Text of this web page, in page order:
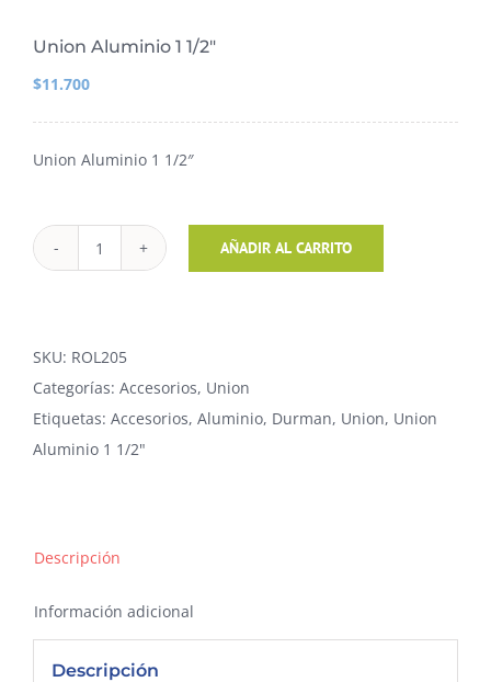
Union Aluminio 1 1/2″
$11.700
Union Aluminio 1 1/2″
Union
Aluminio
cantidad
AÑADIR AL CARRITO
SKU: ROL205
Categorías: Accesorios, Union
Etiquetas: Accesorios, Aluminio, Durman, Union, Union
Aluminio 1 1/2"
Descripción
Información adicional
Descripción